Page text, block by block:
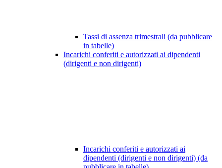
Tassi di assenza trimestrali (da pubblicare
in tabelle)
Incarichi conferiti e autorizzati ai dipendenti
(dirigenti e non dirigenti)
Incarichi conferiti e autorizzati ai
dipendenti (dirigenti e non dirigenti) (da